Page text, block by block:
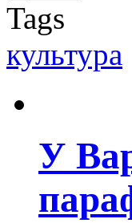
Tags
культура
У